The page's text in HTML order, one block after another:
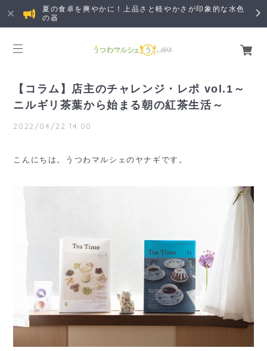
夏の食卓を爽やかに！上品さと軽やかさが印象的な水色
の器
【コラム】店主のチャレンジ・レポ vol.1～
ニルギリ茶葉から始まる朝の紅茶生活～
2022/04/22 14:00
こんにちは。うつわマルシェのヤナギです。